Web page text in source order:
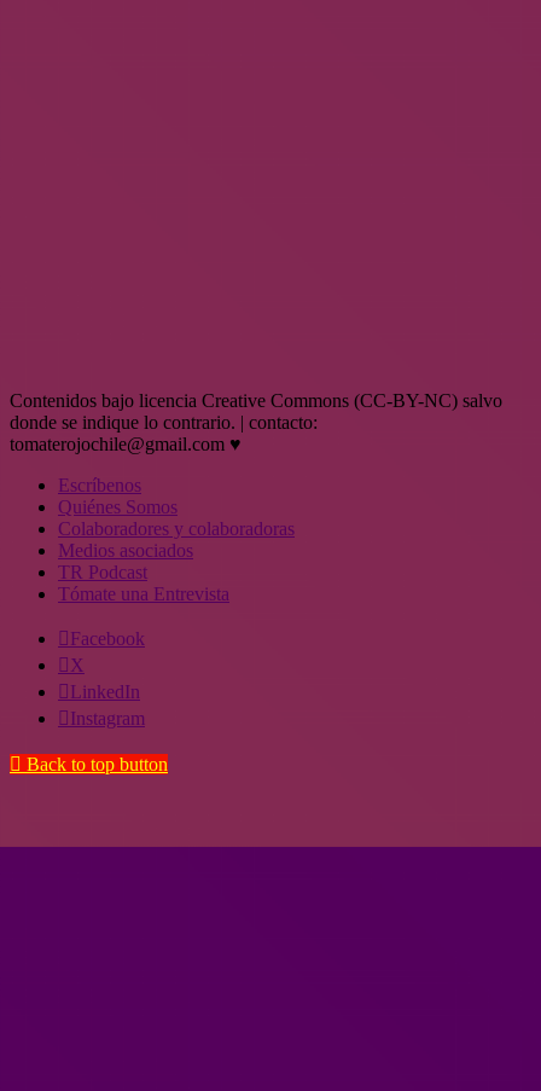
Contenidos bajo licencia Creative Commons (CC-BY-NC) salvo
donde se indique lo contrario. | contacto:
tomaterojochile@gmail.com ♥
Escríbenos
Quiénes Somos
Colaboradores y colaboradoras
Medios asociados
TR Podcast
Tómate una Entrevista
Facebook
X
LinkedIn
Instagram
Back to top button